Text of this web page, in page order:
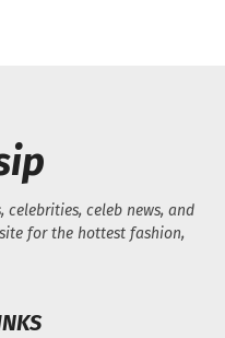
celebrities, celeb news, and
for the hottest fashion,